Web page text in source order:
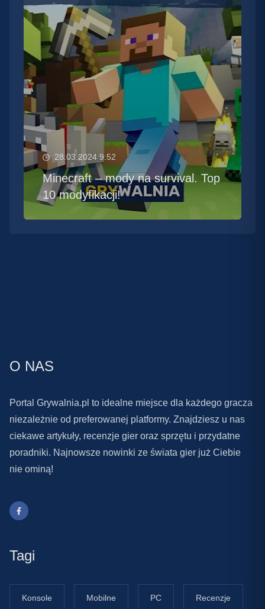
28.03.2024 9:52
Minecraft – mody na survival. Top
10 modyfikacji!
O NAS
Portal Grywalnia.pl to idealne miejsce dla każdego gracza
niezależnie od preferowanej platformy. Znajdziesz u nas
ciekawe artykuły, recenzje gier oraz sprzętu i przydatne
poradniki. Najnowsze nowinki ze świata gier już Ciebie
nie ominą!
Tagi
Konsole Mobilne PC Recenzje